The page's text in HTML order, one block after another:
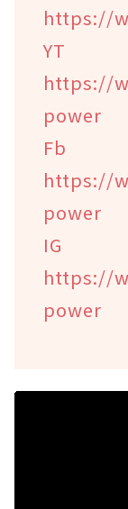
https://
YT
https://
power
https://
power
https://
power